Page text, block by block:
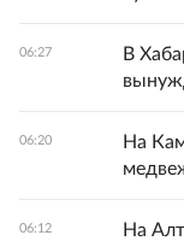
06:27
В
06:20
На
06:12
На